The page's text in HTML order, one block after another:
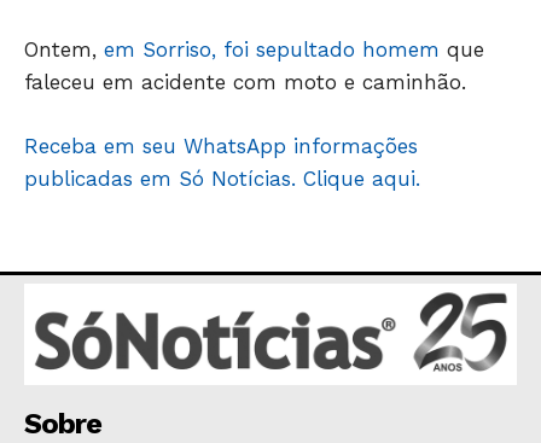
ÚLTIMAS NOTÍCIAS
Ontem, em Sorriso, foi sepultado homem que
faleceu em acidente com moto e caminhão.
Receba em seu WhatsApp informações
publicadas em Só Notícias. Clique aqui.
Sobre